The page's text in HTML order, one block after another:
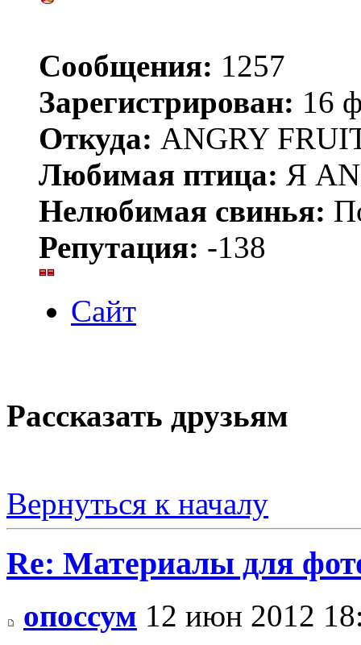
Сообщения: 1257
Зарегистрирован: 16
Откуда: ANGRY
Любимая птица: Я
Нелюбимая свинья:
Репутация: -138
Сайт
Рассказать друзьям
Вернуться к началу
Re: Материалы для
опоссум 12 июн 2012